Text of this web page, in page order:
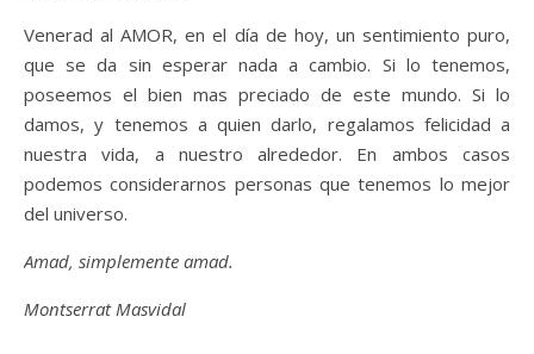
Venerad al AMOR, en el día de hoy, un sentimiento puro,
que se da sin esperar nada a cambio. Si lo tenemos,
poseemos el bien mas preciado de este mundo. Si lo
damos, y tenemos a quien darlo, regalamos felicidad a
nuestra vida, a nuestro alrededor. En ambos casos
podemos considerarnos personas que tenemos lo mejor
del universo.
Amad, simplemente amad.
Montserrat Masvidal